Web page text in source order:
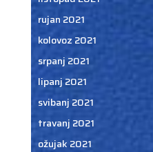
rujan 2021
kolovoz 2021
srpanj 2021
lipanj 2021
svibanj 2021
travanj 2021
ožujak 2021